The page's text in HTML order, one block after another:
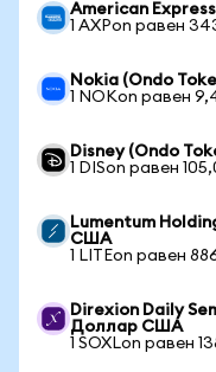
American
1 AXPon равен
Nokia (Ondo
1 NOKon равен
Disney (Ondo
1 DISon равен
Lumentum
США
1 LITEon равен
Direxion Daily
Доллар США
1 SOXLon равен